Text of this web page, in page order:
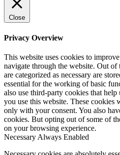
Close
Privacy Overview
This website uses cookies to
navigate through the website. Out of
are categorized as necessary are
essential for the working of basic
also use third-party cookies that
you use this website. These
only with your consent. You also
cookies. But opting out of some of
on your browsing experience.
Necessary Always Enabled